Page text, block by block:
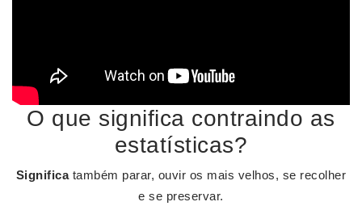
O que significa contraindo as
estatísticas?
Significatambém parar, ouvir os mais velhos, se recolher
e se preservar.